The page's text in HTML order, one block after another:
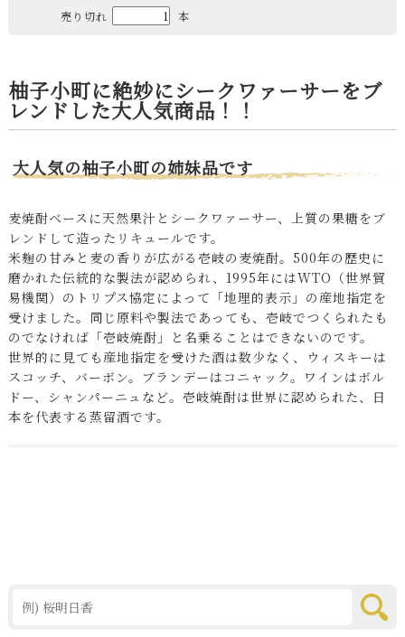
売り切れ 本
柚子小町に絶妙にシークワァーサーをブ
レンドした大人気商品！！
大人気の柚子小町の姉妹品です
麦焼酎ベースに天然果汁とシークワァーサー、上質の果糖をブ
レンドして造ったリキュールです。
米麹の甘みと麦の香りが広がる壱岐の麦焼酎。500年の歴史に
磨かれた伝統的な製法が認められ、1995年にはWTO（世界貿
易機関）のトリプス協定によって「地理的表示」の産地指定を
受けました。同じ原料や製法であっても、壱岐でつくられたも
のでなければ「壱岐焼酎」と名乗ることはできないのです。
世界的に見ても産地指定を受けた酒は数少なく、ウィスキーは
スコッチ、バーボン。ブランデーはコニャック。ワインはボル
ドー、シャンパーニュなど。壱岐焼酎は世界に認められた、日
本を代表する蒸留酒です。